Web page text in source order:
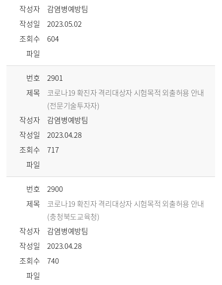
작성자
감염병예방팀
작성일
2023.05.02
조회수
604
파일
번호
2901
제목
코로나19 확진자 격리대상자 시험목적 외출허용 안내
(전문기술투자자)
작성자
감염병예방팀
작성일
2023.04.28
조회수
717
파일
번호
2900
제목
코로나19 확진자 격리대상자 시험목적 외출허용 안내
(충청북도교육청)
작성자
감염병예방팀
작성일
2023.04.28
조회수
740
파일